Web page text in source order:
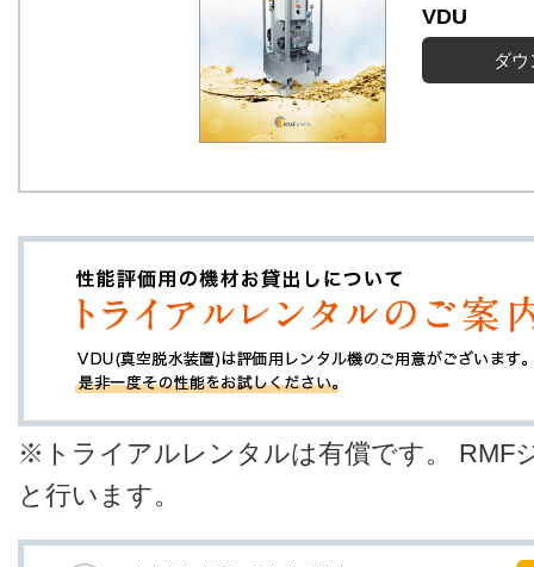
VDU
ダ
※トライアルレンタルは有償です。 RMF
と行います。